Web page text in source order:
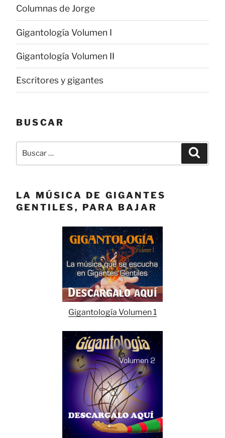
Columnas de Jorge
Gigantología Volumen I
Gigantología Volumen II
Escritores y gigantes
BUSCAR
Buscar
LA MÚSICA DE GIGANTES
GENTILES, PARA BAJAR
Gigantología Volumen 1